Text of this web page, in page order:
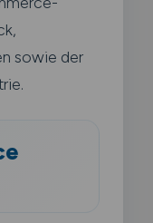
sowie der